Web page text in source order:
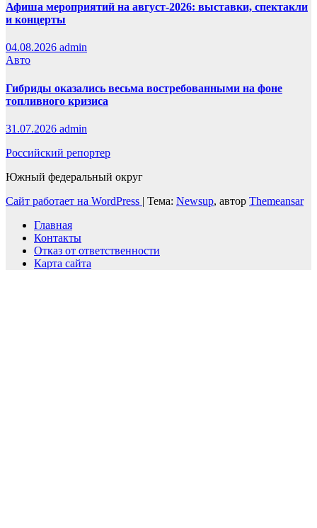
Афиша мероприятий на август-2026: выставки, спектакли
и концерты
04.08.2026 admin
Авто
Гибриды оказались весьма востребованными на фоне
топливного кризиса
31.07.2026 admin
Российский репортер
Южный федеральный округ
Сайт работает на WordPress | Тема: Newsup, автор Themeansar
Главная
Контакты
Отказ от ответственности
Карта сайта